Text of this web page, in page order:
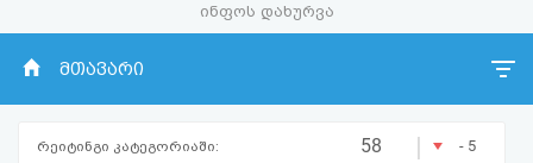
ავტორიზაცია
რეგისტრაცია
ინფოს დახურვა
მთავარი
რეიტინგი კატეგორიაში: 58 | - 5